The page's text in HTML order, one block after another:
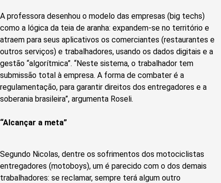
A professora desenhou o modelo das empresas (big techs)
como a lógica da teia de aranha: expandem-se no território e
atraem para seus aplicativos os comerciantes (restaurantes e
outros serviços) e trabalhadores, usando os dados digitais e a
gestão “algorítmica”. “Neste sistema, o trabalhador tem
submissão total à empresa. A forma de combater é a
regulamentação, para garantir direitos dos entregadores e a
soberania brasileira”, argumenta Roseli.
“Alcançar a meta”
Segundo Nicolas, dentre os sofrimentos dos motociclistas
entregadores (motoboys), um é parecido com o dos demais
trabalhadores: se reclamar, sempre terá algum outro